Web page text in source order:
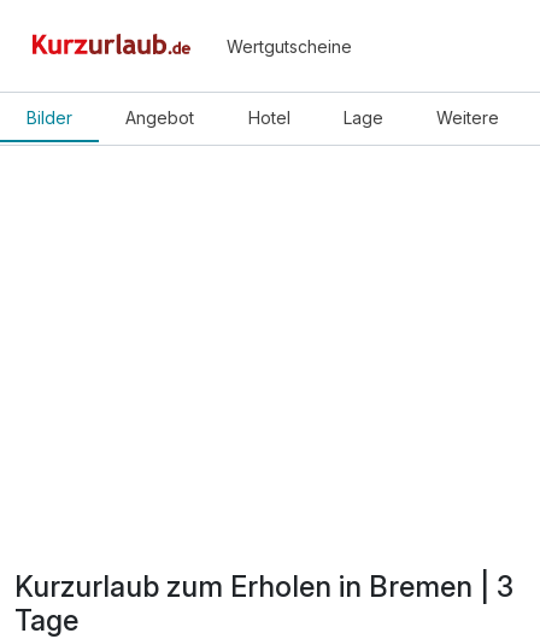
Wertgutscheine
Bilder Angebot Hotel Lage Weitere
Kurzurlaub zum Erholen in Bremen | 3
Tage